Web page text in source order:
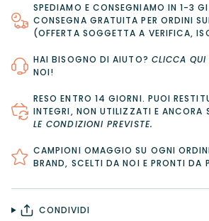
SPEDIAMO E CONSEGNIAMO IN 1-3
CONSEGNA GRATUITA PER ORDINI
(OFFERTA SOGGETTA A VERIFICA,
HAI BISOGNO DI AIUTO? CLICCA QUI
NOI!
RESO ENTRO 14 GIORNI. PUOI
INTEGRI, NON UTILIZZATI E ANCORA
LE CONDIZIONI PREVISTE.
CAMPIONI OMAGGIO SU OGNI
BRAND, SCELTI DA NOI E PRONTI DA
CONDIVIDI